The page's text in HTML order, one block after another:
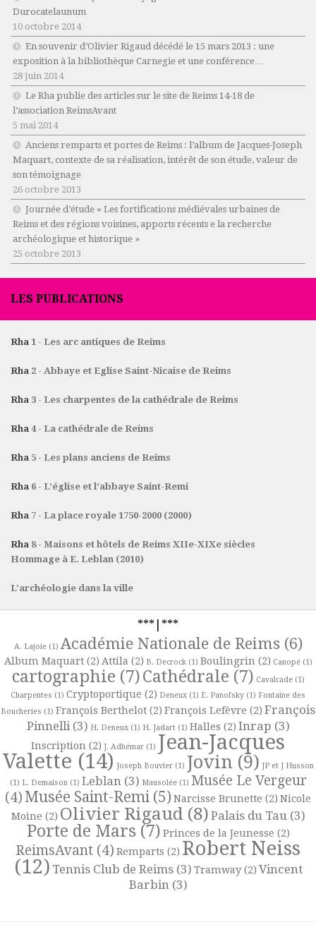
Durocatelaunum
10 octobre 2014
En souvenir d’Olivier Rigaud décédé le 15 mars 2013 : une
exposition à la bibliothèque Carnegie et une conférence…
28 juin 2014
Le Rha publie des articles sur le site de Reims 14-18 de
l’association ReimsAvant
5 mai 2014
Anciens remparts et portes de Reims : l’album de Jacques-Joseph
Maquart, contexte de sa réalisation, intérêt de son étude, valeur de
son témoignage
26 octobre 2013
Journée d’étude « Les fortifications médiévales urbaines de
Reims et des régions voisines, apports récents e la recherche
archéologique et historique »
25 octobre 2013
LES PUBLICATIONS
Rha 1 - Les arc antiques de Reims
Rha 2 - Abbaye et Eglise Saint-Nicaise de Reims
Rha 3 - Les charpentes de la cathédrale de Reims
Rha 4 - La cathédrale de Reims
Rha 5 - Les plans anciens de Reims
Rha 6 - L’église et l’abbaye Saint-Remi
Rha 7 - La place royale 1750-2000 (2000)
Rha 8 - Maisons et hôtels de Reims XIIe-XIXe siècles
Hommage à E. Leblan (2010)
L’archéologie dans la ville
***|***
A. Lajoie(1) Académie Nationale de Reims (6)
Album Maquart(2) Attila (2) B. Decrock(1) Boulingrin (2) Canopé(1)
cartographie (7)Cathédrale (7) Cavalcade(1)
Charpentes (1) Cryptoportique (2) Deneux (1) E. Panofsky (1) Fontaine des
Boucheries (1) François Berthelot (2) François Lefèvre (2) François
Pinnelli (3) H. Deneux(1) H. Jadart(1) Halles (2) Inrap (3)
Inscription (2) J. Adhémar (1) Jean-Jacques
Valette (14) Joseph Bouvier(1) Jovin (9) JP et J Husson
(1) L. Demaison(1) Leblan (3) Mausolée(1) Musée Le Vergeur
(4) Musée Saint-Remi (5) Narcisse Brunette (2) Nicole
Moine (2) Olivier Rigaud(8) Palais du Tau (3)
Porte de Mars(7) Princes de la Jeunesse (2)
ReimsAvant (4) Remparts (2) Robert Neiss
(12) Tennis Club de Reims(3) Tramway(2) Vincent
Barbin (3)